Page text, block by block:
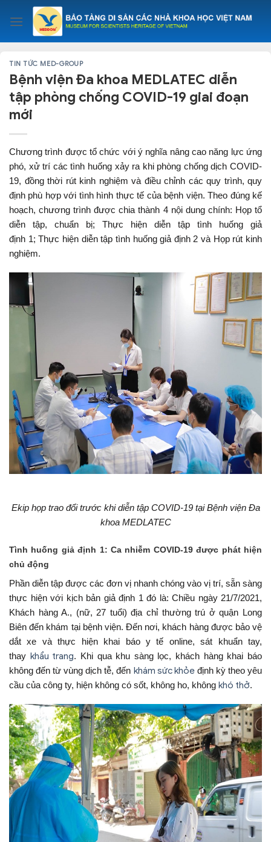
content
TIN TỨC MED-GROUP
Bệnh viện Đa khoa MEDLATEC diễn
tập phòng chống COVID-19 giai đoạn
mới
Chương trình được tổ chức với ý nghĩa nâng cao năng lực ứng
phó, xử trí các tình huống xảy ra khi phòng chống dịch COVID-
19, đồng thời rút kinh nghiệm và điều chỉnh các quy trình, quy
định phù hợp với tình hình thực tế của bệnh viện. Theo đúng kế
hoạch, chương trình được chia thành 4 nội dung chính: Họp tổ
diễn tập, chuẩn bị; Thực hiện diễn tập tình huống giả
định 1; Thực hiện diễn tập tình huống giả định 2 và Họp rút kinh
nghiệm.
Ekip họp trao đổi trước khi diễn tập COVID-19 tại Bệnh viện Đa
khoa MEDLATEC
Tình huống giả định 1: Ca nhiễm COVID-19 được phát hiện
chủ động
Phần diễn tập được các đơn vị nhanh chóng vào vị trí, sẵn sàng
thực hiện với kịch bản giả định 1 đó là: Chiều ngày 21/7/2021,
Khách hàng A., (nữ, 27 tuổi) địa chỉ thường trú ở quận Long
Biên đến khám tại bệnh viện. Đến nơi, khách hàng được bảo vệ
dắt xe và thực hiện khai báo y tế online, sát khuẩn tay,
thay khẩu trang. Khi qua khu sàng lọc, khách hàng khai báo
không đến từ vùng dịch tễ, đến khám sức khỏeđịnh kỳ theo yêu
cầu của công ty, hiện không có sốt, không ho, không khó thở.